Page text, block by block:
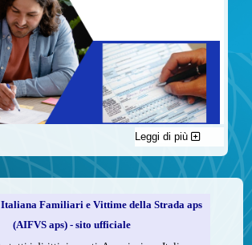
alle attività dell’A.I.F.V.S. a favore
e per dare giustizia ai superstiti ed ai
costa nulla: devolvere il 5 per mille della
CUD o del modello 730.
Leggi di più
Italiana Familiari e Vittime della Strada aps
(AIFVS aps) - sito ufficiale